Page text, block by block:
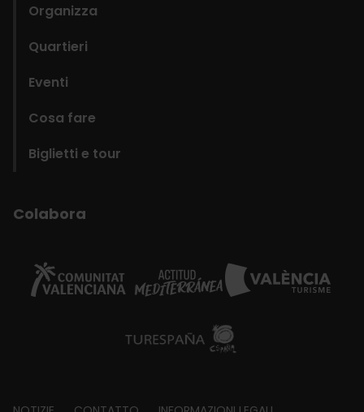
Organizza
Quartieri
Eventi
Cosa fare
Biglietti e tour
Colabora